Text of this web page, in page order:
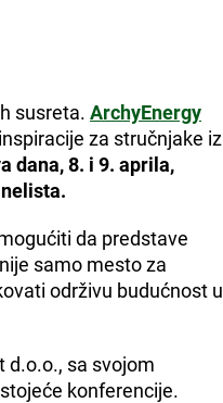
susreta. ArchyEnergy
za stručnjake iz
dana, 8. i 9. aprila,
da predstave
samo mesto za
održivu budućnost u
d.o.o., sa svojom
konferencije.